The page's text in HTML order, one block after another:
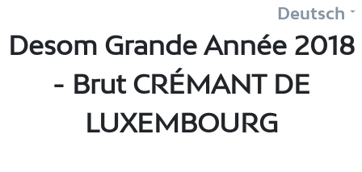
Deutsch
Desom Grande Année 2018
- Brut CRÉMANT DE
LUXEMBOURG